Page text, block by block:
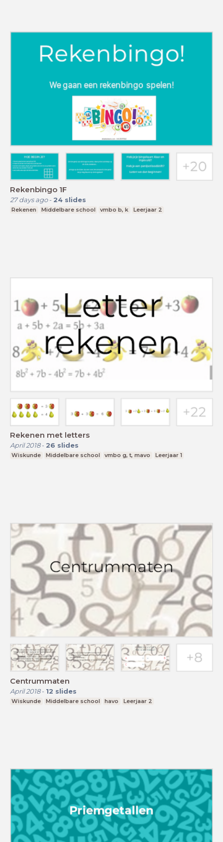
Rekenbingo 1F
27 days ago- 24 slides
Rekenen Middelbare school vmbo b, k Leerjaar 2
Rekenen met letters
April 2018- 26 slides
Wiskunde Middelbare school vmbo g, t, mavo Leerjaar 1
Centrummaten
April 2018- 12 slides
Wiskunde Middelbare school havo Leerjaar 2